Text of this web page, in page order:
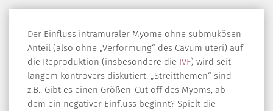
Der Einfluss intramuraler Myome ohne submukösen
Anteil (also ohne „Verformung“ des Cavum uteri) auf
die Reproduktion (insbesondere die IVF) wird seit
langem kontrovers diskutiert. „Streitthemen“ sind
z.B.: Gibt es einen Größen-Cut off des Myoms, ab
dem ein negativer Einfluss beginnt? Spielt die